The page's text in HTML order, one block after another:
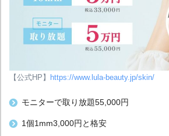
【公式HP】 https://www.lula-beauty.jp/skin/
モニターで取り放題55,000円
1個1mm3,000円と格安